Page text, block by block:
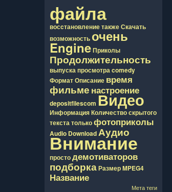
файла
восcтановлениетакжеСкачать
возможность очень
EngineПриколы
Продолжительность
выпускапросмотраcomedy
ФорматОписание время
фильме настроение
depositfilescom Видео
ИнформацияКоличествоскрытого
текстатолькофотоприколы
Audio DownloadАудио
Внимание
простодемотиваторов
подборкаРазмерMPEG4
Название
Мета теги